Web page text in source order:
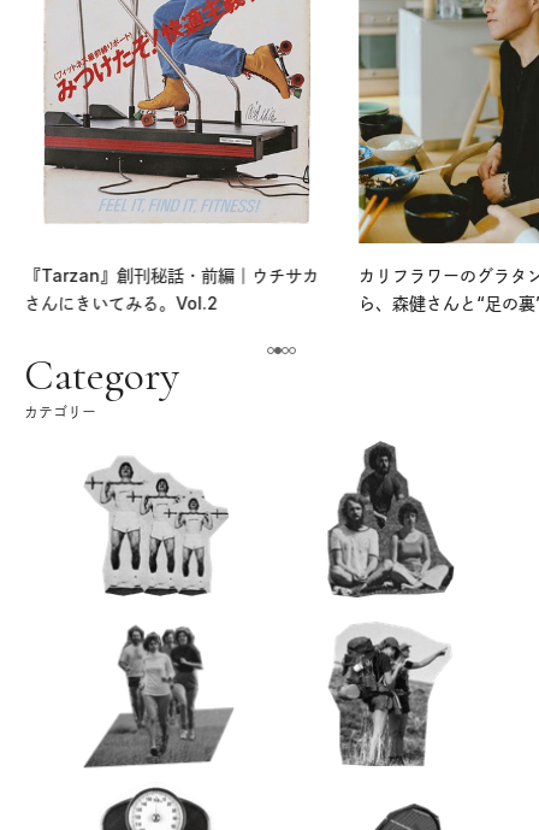
『Tarzan』創刊秘話・前編｜ウチサカ
さんにきいてみる。Vol.2
カリフラワーのグラタ
ら、森健さんと“足の
Category
カテゴリー